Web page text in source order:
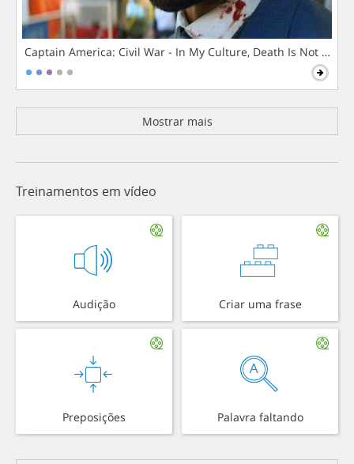
Captain America: Civil War - In My Culture, Death Is Not The
Mostrar mais
Treinamentos em vídeo
Audição Criar uma frase
Preposições Palavra faltando